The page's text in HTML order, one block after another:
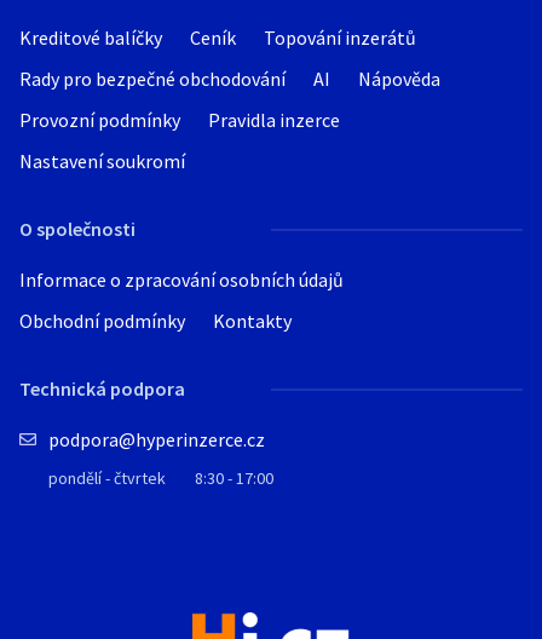
Kreditové balíčky Ceník
Topování inzerátů
Rady pro bezpečné obchodování
AI
Nápověda
Provozní podmínky
Pravidla inzerce
Nastavení soukromí
O společnosti
Informace o zpracování osobních údajů
Obchodní podmínky
Kontakty
Technická podpora
podpora@hyperinzerce.cz
pondělí - čtvrtek 8:30 - 17:00